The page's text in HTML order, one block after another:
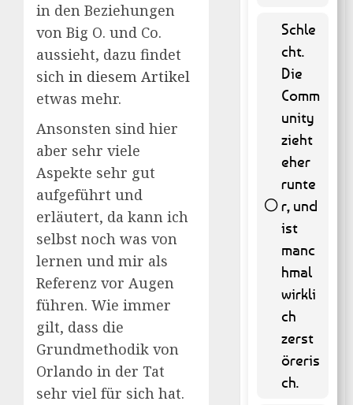
in den Beziehungen
von Big O. und Co.
aussieht, dazu findet
sich in diesem Artikel
etwas mehr.
Ansonsten sind hier
aber sehr viele
Aspekte sehr gut
aufgeführt und
erläutert, da kann ich
selbst noch was von
lernen und mir als
Referenz vor Augen
führen. Wie immer
gilt, dass die
Grundmethodik von
Orlando in der Tat
sehr viel für sich hat.
Schle
cht.
Die
Comm
unity
zieht
eher
runte
r, und
ist
manc
hmal
wirkli
ch
zerst
öreris
ch.
65 (
13.16 % )